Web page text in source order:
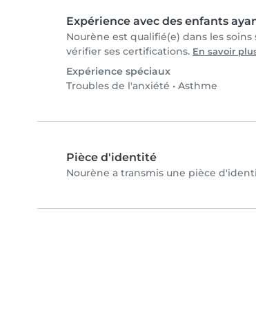
Expérience avec des enfants
Nourène est qualifié(e) dans les
vérifier ses certifications. En savoir
Expérience spéciaux
Troubles de l'anxiété • Asthme
Pièce d'identité
Nourène a transmis une pièce